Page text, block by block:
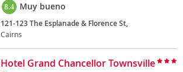
8.4 Muy bueno
121-123 The Esplanade & Florence St,
Cairns
Hotel Grand Chancellor Townsville